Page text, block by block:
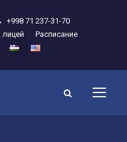
+998 71 237-31-70
Расписание